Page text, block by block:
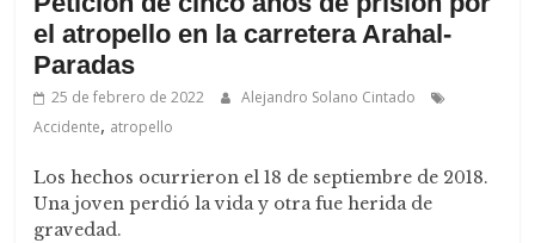
el atropello en la carretera Arahal-
Paradas
25 de febrero de 2022
Alejandro Solano Cintado
Accidente, atropello
Los hechos ocurrieron el 18 de septiembre de 2018.
Una joven perdió la vida y otra fue herida de
gravedad.